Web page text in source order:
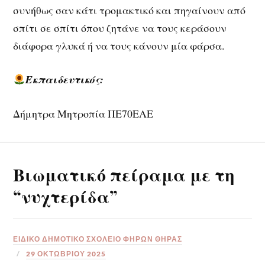
συνήθως σαν κάτι τρομακτικό και πηγαίνουν από
σπίτι σε σπίτι όπου ζητάνε να τους κεράσουν
διάφορα γλυκά ή να τους κάνουν μία φάρσα.
Εκπαιδευτικός:
Δήμητρα Μητροπία ΠΕ70ΕΑΕ
Βιωματικό πείραμα με τη
“νυχτερίδα”
ΕΙΔΙΚΟ ΔΗΜΟΤΙΚΟ ΣΧΟΛΕΙΟ ΦΗΡΩΝ ΘΗΡΑΣ
29 ΟΚΤΩΒΡΊΟΥ 2025